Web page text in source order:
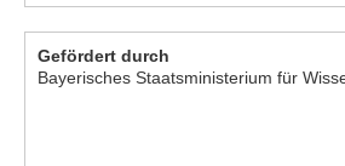
Gefördert durch
Bayerisches Staatsministerium für